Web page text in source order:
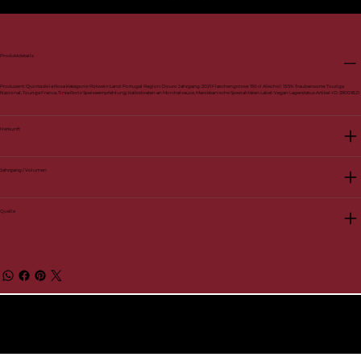
Produktdetails
Produzent: Quinta de la Rosa Kategorie: Rotwein Land: Portugal Region: Douro Jahrgang: 2021 Flaschengrösse: 150 cl Alkohol: 13.5% Traubensorte: Touriga
Nacional, Touriga Franca, Tinta Roriz Speiseempfehlung: Kalbsbraten an Morchelsauce, Marokkanische Spezialitäten Label: Vegan Lagerstatus Artikel-ID: 39001821
Herkunft
Jahrgang / Volumen
Quelle